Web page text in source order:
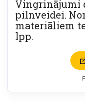
Vingrinājumi
pilnveidei.
materiāliem
lpp.